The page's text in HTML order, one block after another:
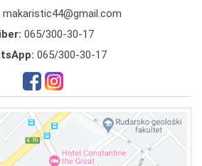
makaristic44@gmail.com
065/300-30-17
065/300-30-17